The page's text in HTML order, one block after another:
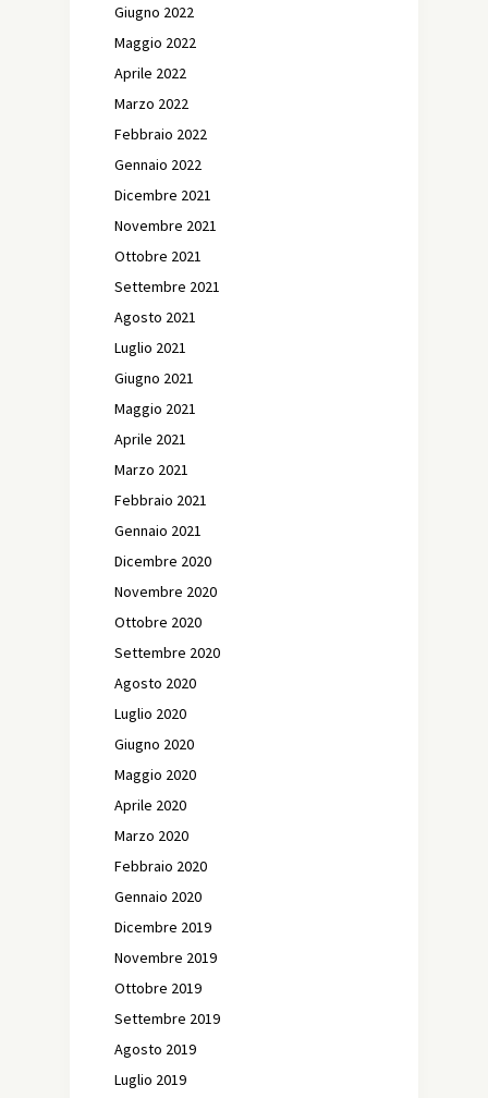
Giugno 2022
Maggio 2022
Aprile 2022
Marzo 2022
Febbraio 2022
Gennaio 2022
Dicembre 2021
Novembre 2021
Ottobre 2021
Settembre 2021
Agosto 2021
Luglio 2021
Giugno 2021
Maggio 2021
Aprile 2021
Marzo 2021
Febbraio 2021
Gennaio 2021
Dicembre 2020
Novembre 2020
Ottobre 2020
Settembre 2020
Agosto 2020
Luglio 2020
Giugno 2020
Maggio 2020
Aprile 2020
Marzo 2020
Febbraio 2020
Gennaio 2020
Dicembre 2019
Novembre 2019
Ottobre 2019
Settembre 2019
Agosto 2019
Luglio 2019